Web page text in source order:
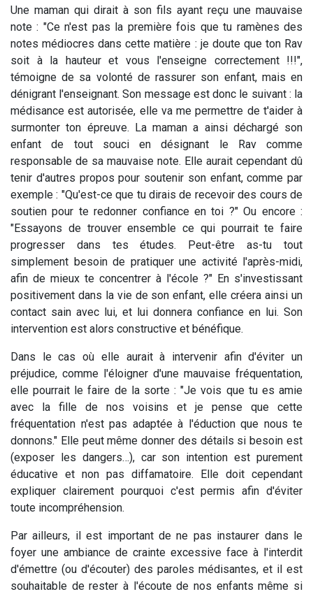
Une maman qui dirait à son fils ayant reçu une mauvaise
note : "Ce n'est pas la première fois que tu ramènes des
notes médiocres dans cette matière : je doute que ton Rav
soit à la hauteur et vous l'enseigne correctement !!!",
témoigne de sa volonté de rassurer son enfant, mais en
dénigrant l'enseignant. Son message est donc le suivant : la
médisance est autorisée, elle va me permettre de t'aider à
surmonter ton épreuve. La maman a ainsi déchargé son
enfant de tout souci en désignant le Rav comme
responsable de sa mauvaise note. Elle aurait cependant dû
tenir d'autres propos pour soutenir son enfant, comme par
exemple : "Qu'est-ce que tu dirais de recevoir des cours de
soutien pour te redonner confiance en toi ?" Ou encore :
"Essayons de trouver ensemble ce qui pourrait te faire
progresser dans tes études. Peut-être as-tu tout
simplement besoin de pratiquer une activité l'après-midi,
afin de mieux te concentrer à l'école ?" En s'investissant
positivement dans la vie de son enfant, elle créera ainsi un
contact sain avec lui, et lui donnera confiance en lui. Son
intervention est alors constructive et bénéfique.
Dans le cas où elle aurait à intervenir afin d'éviter un
préjudice, comme l'éloigner d'une mauvaise fréquentation,
elle pourrait le faire de la sorte : "Je vois que tu es amie
avec la fille de nos voisins et je pense que cette
fréquentation n'est pas adaptée à l'éduction que nous te
donnons." Elle peut même donner des détails si besoin est
(exposer les dangers…), car son intention est purement
éducative et non pas diffamatoire. Elle doit cependant
expliquer clairement pourquoi c'est permis afin d'éviter
toute incompréhension.
Par ailleurs, il est important de ne pas instaurer dans le
foyer une ambiance de crainte excessive face à l'interdit
d'émettre (ou d'écouter) des paroles médisantes, et il est
souhaitable de rester à l'écoute de nos enfants même si